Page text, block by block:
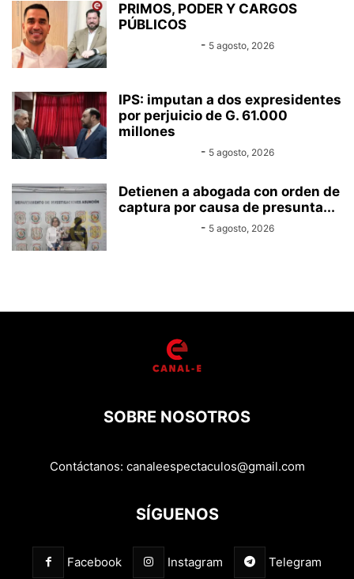
PRIMOS, PODER Y CARGOS
PÚBLICOS
- 5 agosto, 2026
IPS: imputan a dos expresidentes
por perjuicio de G. 61.000
millones
- 5 agosto, 2026
Detienen a abogada con orden de
captura por causa de presunta...
- 5 agosto, 2026
SOBRE NOSOTROS
Contáctanos: canaleespectaculos@gmail.com
SÍGUENOS
Facebook Instagram Telegram